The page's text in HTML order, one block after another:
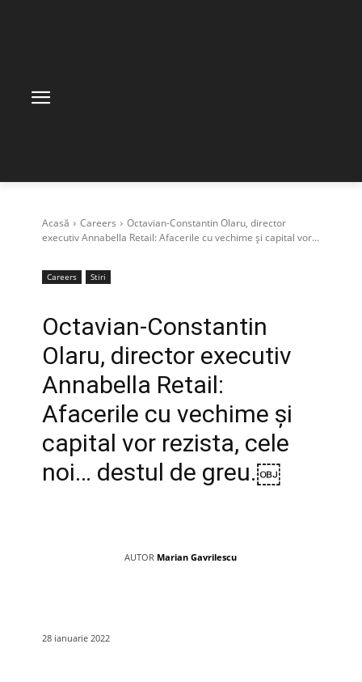
Acasă Careers
Octavian-Constantin Olaru, director
executiv Annabella Retail: Afacerile cu vechime și capital vor...
Careers Stiri
Octavian-Constantin
Olaru, director executiv
Annabella Retail:
Afacerile cu vechime și
capital vor rezista, cele
noi… destul de greu.￼
AUTOR Marian Gavrilescu
28 ianuarie 2022